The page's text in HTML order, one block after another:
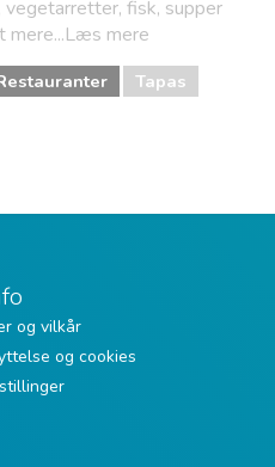
vegetarretter, fisk, supper
mere...Læs mere
Tapas
og vilkår
og cookies